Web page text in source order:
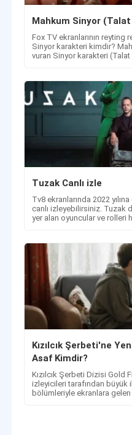
Mahkum Sinyor
Fox TV ekranlarının
Sinyor karakteri kimdir?
vuran Sinyor karakteri
Tuzak Canlı izle
Tv8 ekranlarında 2022
canlı izleyebilirsiniz. Tuzak
yer alan oyuncular ve rolleri
Kızılcık Şerbeti'ne
Asaf Kimdir?
Kızılcık Şerbeti Dizisi Gold
izleyicileri tarafından büyük
bölümleriyle ekranlara gelen